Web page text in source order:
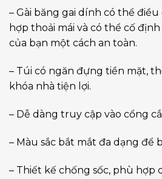
– Gài băng gai dính có thể
hợp thoải mái và có thể cố
của bạn một cách an toàn.
– Túi có ngăn đựng tiền mặt,
khóa nhà tiện lợi.
– Dễ dàng truy cập vào cổng
– Màu sắc bắt mắt đa dạng để
– Thiết kế chống sốc, phù hợp